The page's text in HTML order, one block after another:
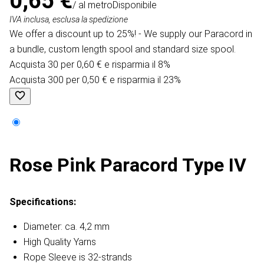
/ al metroDisponibile
IVA inclusa, esclusa la spedizione
We offer a discount up to 25%! - We supply our Paracord in
a bundle, custom length spool and standard size spool.
Acquista 30 per 0,60 € e risparmia il 8%
Acquista 300 per 0,50 € e risparmia il 23%
Rose Pink Paracord Type IV
Specifications:
Diameter: ca. 4,2 mm
High Quality Yarns
Rope Sleeve is 32-strands